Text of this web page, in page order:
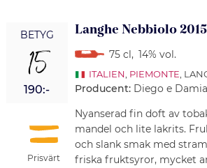
BETYG
15
190:-
Prisvärt
Langhe Nebbiolo 2015
75 cl, 14% vol.
ITALIEN PIEMONTE ,
Producent: Diego e
Nyanserad fin doft av
mandel och lite lakrits.
och slank smak med
friska fruktsyror, mycket